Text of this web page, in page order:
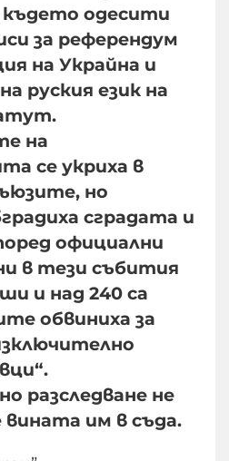
където одесити
за референдум
на Украйна и
руския език на
на
се укриха в
но
сградата и
официални
в тези събития
и над 240 са
обвиниха за
разследване не
вината им в съда.